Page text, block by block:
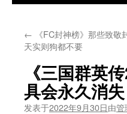
← 《FC封神榜》那些致
天实则狗都不要
《三国群英
具会永久消失
发表于2022年9月30日由管